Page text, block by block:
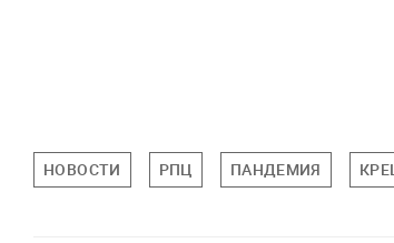
НОВОСТИ РПЦ ПАНДЕМИЯ